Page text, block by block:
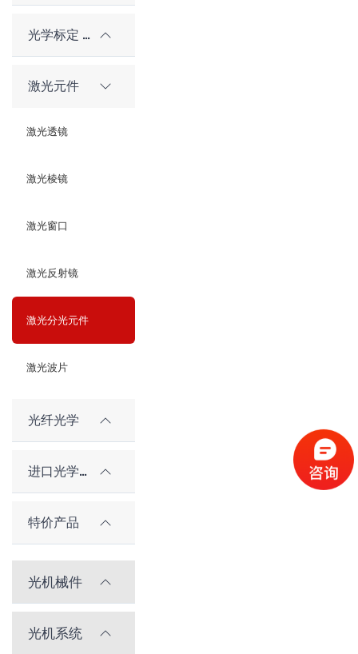
光学标定 / 对准元件
激光元件
激光透镜
激光棱镜
激光窗口
激光反射镜
激光分光元件
激光波片
光纤光学
进口光学元件
特价产品
光机械件
光机系统